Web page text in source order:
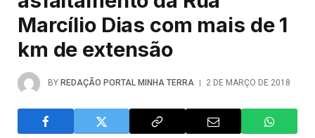
Marcílio Dias com mais de 1
km de extensão
BY REDAÇÃO PORTAL MINHA TERRA 2 DE MARÇO DE 2018